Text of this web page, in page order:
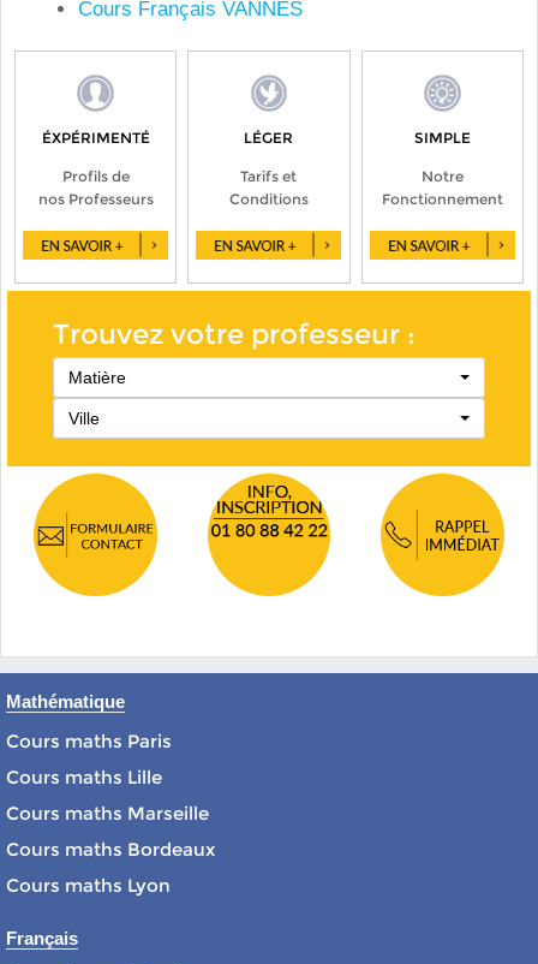
Cours Français VANNES
ÉXPÉRIMENTÉ
Profils de
nos Professeurs
LÉGER
Tarifs et
Conditions
SIMPLE
Notre
Fonctionnement
Trouvez votre professeur :
Matière
Ville
Mathématique
Cours maths Paris
Cours maths Lille
Cours maths Marseille
Cours maths Bordeaux
Cours maths Lyon
Français